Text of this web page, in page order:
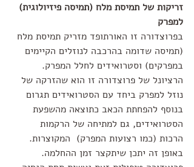
זריקות של תמיסת מלח (תמיסה פיזיולוגית)
למפרק
בפרוצדורה זו האורתופד מזריק תמיסת מלח
(תמיסה שדומה בהרכבה לנוזלים הקיימים
במפרקים) וסטרואידים לחלל המפרק.
הרציונל של פרוצדורה זו הוא שהזרקה של
נוזל למפרק ביחד עם הסטרואידים תגרום
בנוסף להפחתת הכאב כתוצאה מהשפעת
הסטרואידים, גם למתיחה של הרקמות
הרכות (כמו רצועות המפרק)  המקוצרות.
באופן זה יתכן שיתקצר זמן ההחלמה.